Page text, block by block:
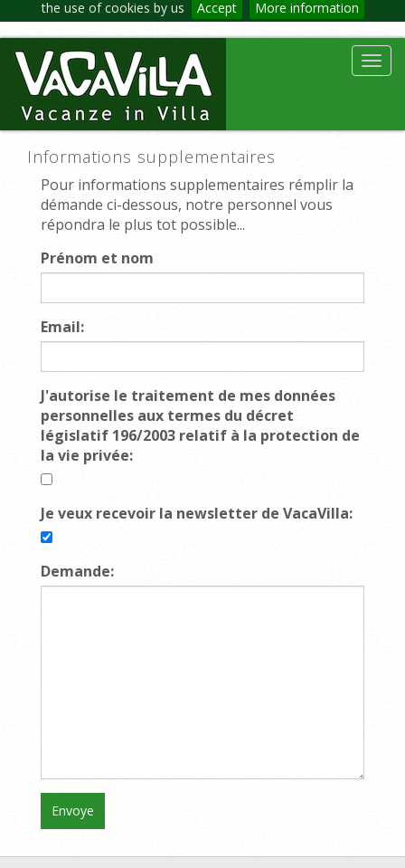
the use of cookies by us Accept More information
Informations supplementaires
Pour informations supplementaires rémplir la
démande ci-dessous, notre personnel vous
répondra le plus tot possible...
Prénom et nom
Email:
J'autorise le traitement de mes données
personnelles aux termes du décret
législatif 196/2003 relatif à la protection de
la vie privée:
Je veux recevoir la newsletter de VacaVilla:
Demande: